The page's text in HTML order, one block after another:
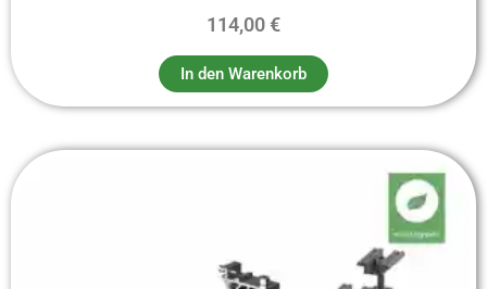
114,00€
In den Warenkorb